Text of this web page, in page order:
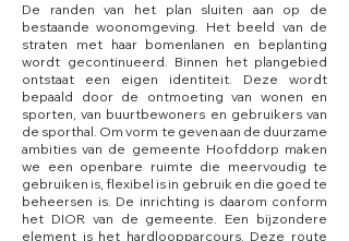
De randen van het plan sluiten aan op de
bestaande woonomgeving. Het beeld van de
straten met haar bomenlanen en beplanting
wordt gecontinueerd. Binnen het plangebied
ontstaat een eigen identiteit. Deze wordt
bepaald door de ontmoeting van wonen en
sporten, van buurtbewoners en gebruikers van
de sporthal. Om vorm te geven aan de duurzame
ambities van de gemeente Hoofddorp maken
we een openbare ruimte die meervoudig te
gebruiken is, flexibel is in gebruik en die goed te
beheersen is. De inrichting is daarom conform
het DIOR van de gemeente. Een bijzondere
element is het hardloopparcours. Deze route